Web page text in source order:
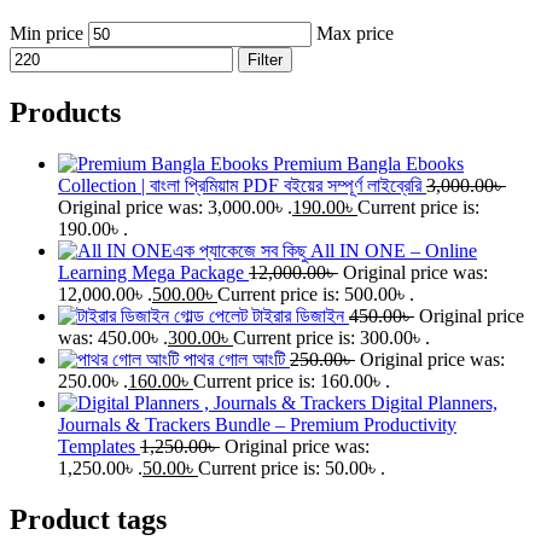
Min price Max price
Filter
Products
Premium Bangla Ebooks
Collection | বাংলা প্রিমিয়াম PDF বইয়ের সম্পূর্ণ লাইব্রেরি 3,000.00৳
Original price was: 3,000.00৳ .190.00৳ Current price is:
190.00৳ .
All IN ONE – Online
Learning Mega Package 12,000.00৳ Original price was:
12,000.00৳ .500.00৳ Current price is: 500.00৳ .
গোল্ড পেলেট টাইরার ডিজাইন 450.00৳ Original price
was: 450.00৳ .300.00৳ Current price is: 300.00৳ .
পাথর গোল আংটি 250.00৳ Original price was:
250.00৳ .160.00৳ Current price is: 160.00৳ .
Digital Planners,
Journals & Trackers Bundle – Premium Productivity
Templates 1,250.00৳ Original price was:
1,250.00৳ .50.00৳ Current price is: 50.00৳ .
Product tags